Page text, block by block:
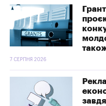
також
7 СЕРПНЯ 2026